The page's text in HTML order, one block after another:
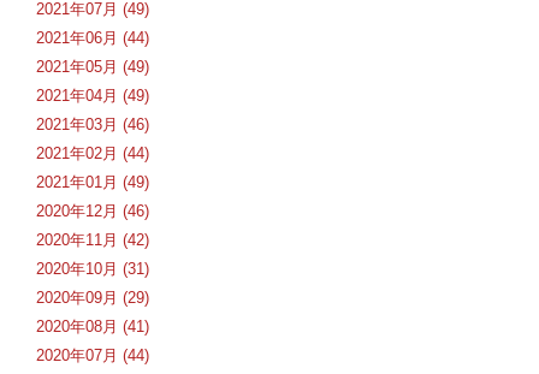
2021年07月 (49)
2021年06月 (44)
2021年05月 (49)
2021年04月 (49)
2021年03月 (46)
2021年02月 (44)
2021年01月 (49)
2020年12月 (46)
2020年11月 (42)
2020年10月 (31)
2020年09月 (29)
2020年08月 (41)
2020年07月 (44)